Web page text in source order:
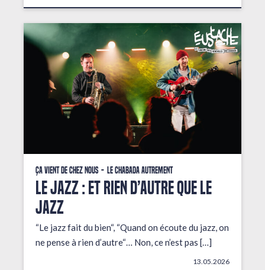
Ça vient de chez nous Le Chabada autrement
LE JAZZ : ET RIEN D’AUTRE QUE LE
JAZZ
“Le jazz fait du bien“, “Quand on écoute du jazz, on
ne pense à rien d’autre“… Non, ce n’est pas […]
13.05.2026